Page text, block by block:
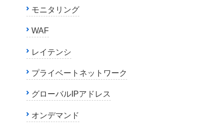
モニタリング
WAF
レイテンシ
プライベートネットワーク
グローバルIPアドレス
オンデマンド